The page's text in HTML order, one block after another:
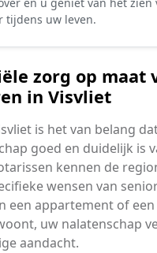
tijdens uw leven.
zorg op maat
in Visvliet
is het van belang
goed en duidelijk is
kennen de
wensen van
een appartement of
uw nalatenschap
aandacht.